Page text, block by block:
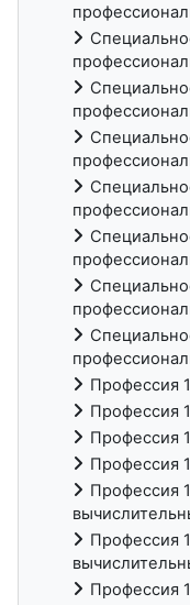
Профессия
Профессия
Профессия
Профессия
Профессия
Профессия
Профессия